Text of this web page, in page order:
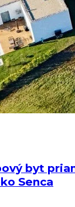
byt
Senca